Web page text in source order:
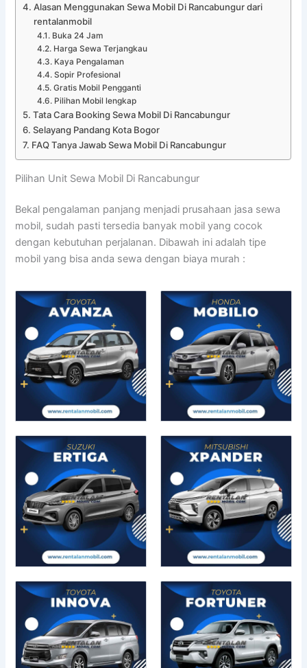
Alasan Menggunakan Sewa Mobil Di Rancabungur dari
rentalanmobil
Buka 24 Jam
Harga Sewa Terjangkau
Kaya Pengalaman
Sopir Profesional
Gratis Mobil Pengganti
Pilihan Mobil lengkap
Tata Cara Booking Sewa Mobil Di Rancabungur
Selayang Pandang Kota Bogor
FAQ Tanya Jawab Sewa Mobil Di Rancabungur
Pilihan Unit Sewa Mobil Di Rancabungur
Bekal pengalaman panjang menjadi prusahaan jasa sewa
mobil, sudah pasti tersedia banyak mobil yang cocok
dengan kebutuhan perjalanan. Dibawah ini adalah tipe
mobil yang bisa anda sewa dengan biaya murah :